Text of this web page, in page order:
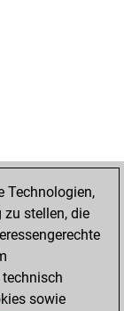
Technologien,
stellen, die
sowie